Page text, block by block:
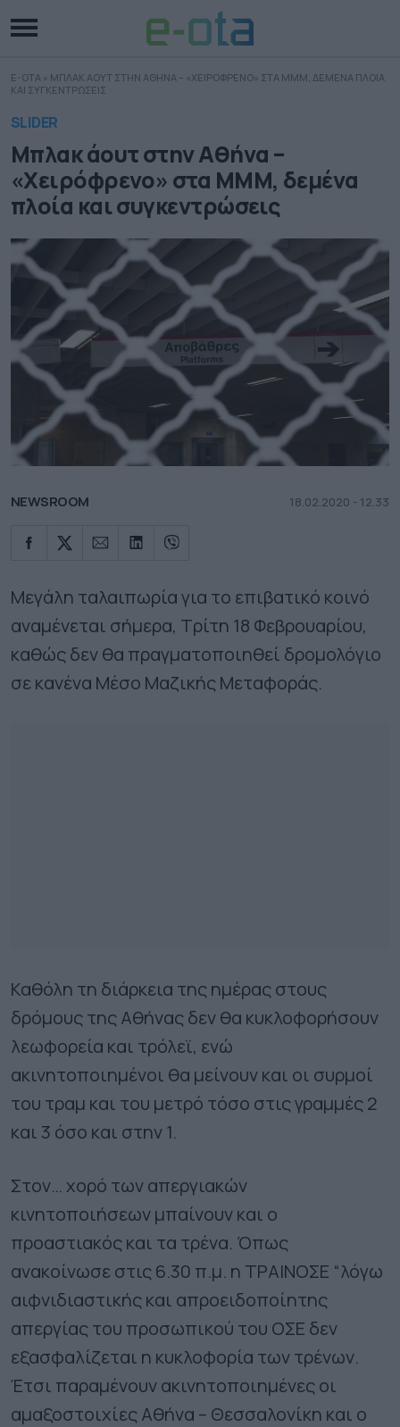
E-OTA » ΜΠΛΑΚ ΑΟΥΤ ΣΤΗΝ ΑΘΗΝΑ – «ΧΕΙΡΟΦΡΕΝΟ» ΣΤΑ ΜΜΜ, ΔΕΜΕΝΑ ΠΛΟΙΑ
ΚΑΙ ΣΥΓΚΕΝΤΡΩΣΕΙΣ
SLIDER
Μπλακ άουτ στην Αθήνα –
«Χειρόφρενο» στα ΜΜΜ, δεμένα
πλοία και συγκεντρώσεις
NEWSROOM 18.02.2020 - 12.33
Μεγάλη ταλαιπωρία για το επιβατικό κοινό
αναμένεται σήμερα, Τρίτη 18 Φεβρουαρίου,
καθώς δεν θα πραγματοποιηθεί δρομολόγιο
σε κανένα Μέσο Μαζικής Μεταφοράς.
Καθόλη τη διάρκεια της ημέρας στους
δρόμους της Αθήνας δεν θα κυκλοφορήσουν
λεωφορεία και τρόλεϊ, ενώ
ακινητοποιημένοι θα μείνουν και οι συρμοί
του τραμ και του μετρό τόσο στις γραμμές 2
και 3 όσο και στην 1.
Στον… χορό των απεργιακών
κινητοποιήσεων μπαίνουν και ο
προαστιακός και τα τρένα. Όπως
ανακοίνωσε στις 6.30 π.μ. η ΤΡΑΙΝΟΣΕ “λόγω
αιφνιδιαστικής και απροειδοποίητης
απεργίας του προσωπικού του ΟΣΕ δεν
εξασφαλίζεται η κυκλοφορία των τρένων.
Έτσι παραμένουν ακινητοποιημένες οι
αμαξοστοιχίες Αθήνα – Θεσσαλονίκη και ο